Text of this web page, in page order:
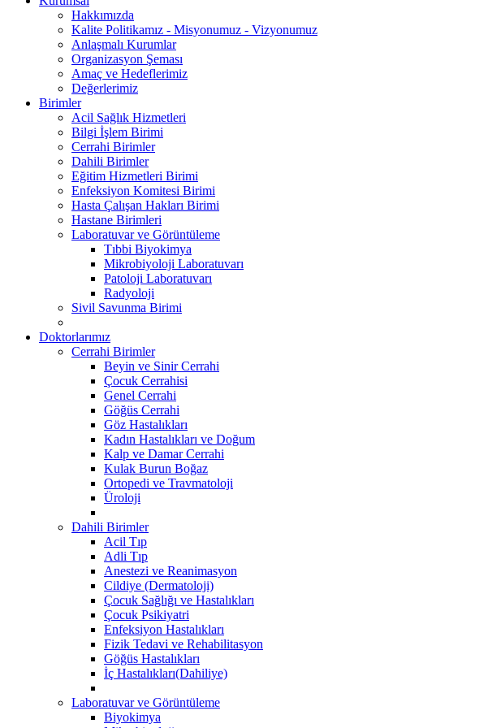
Hakkımızda
Kalite Politikamız - Misyonumuz - Vizyonumuz
Anlaşmalı Kurumlar
Organizasyon Şeması
Amaç ve Hedeflerimiz
Değerlerimiz
Birimler
Acil Sağlık Hizmetleri
Bilgi İşlem Birimi
Cerrahi Birimler
Dahili Birimler
Eğitim Hizmetleri Birimi
Enfeksiyon Komitesi Birimi
Hasta Çalışan Hakları Birimi
Hastane Birimleri
Laboratuvar ve Görüntüleme
Tıbbi Biyokimya
Mikrobiyoloji Laboratuvarı
Patoloji Laboratuvarı
Radyoloji
Sivil Savunma Birimi
Doktorlarımız
Cerrahi Birimler
Beyin ve Sinir Cerrahi
Çocuk Cerrahisi
Genel Cerrahi
Göğüs Cerrahi
Göz Hastalıkları
Kadın Hastalıkları ve Doğum
Kalp ve Damar Cerrahi
Kulak Burun Boğaz
Ortopedi ve Travmatoloji
Üroloji
Dahili Birimler
Acil Tıp
Adli Tıp
Anestezi ve Reanimasyon
Cildiye (Dermatoloji)
Çocuk Sağlığı ve Hastalıkları
Çocuk Psikiyatri
Enfeksiyon Hastalıkları
Fizik Tedavi ve Rehabilitasyon
Göğüs Hastalıkları
İç Hastalıkları(Dahiliye)
Laboratuvar ve Görüntüleme
Biyokimya